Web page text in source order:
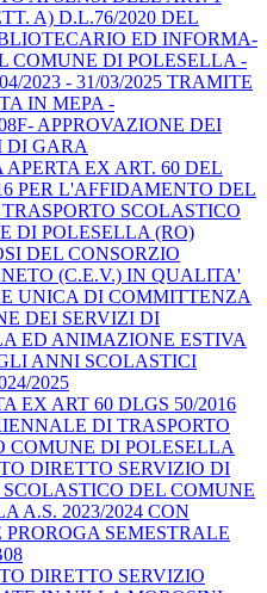
A) D.L.76/2020 DEL
ED INFORMA-
COMUNE DI POLESELLA -
2023 - 31/03/2025 TRAMITE
IN MEPA -
APPROVAZIONE DEI
DI GARA
APERTA EX ART. 60 DEL
PER L'AFFIDAMENTO DEL
SCOLASTICO
DI POLESELLA (RO)
DEL CONSORZIO
(C.E.V.) IN QUALITA'
UNICA DI COMMITTENZA
DEI SERVIZI DI
ED ANIMAZIONE ESTIVA
ANNI SCOLASTICI
2025
EX ART 60 DLGS 50/2016
DI TRASPORTO
COMUNE DI POLESELLA
DIRETTO SERVIZIO DI
SCOLASTICO DEL COMUNE
A.S. 2023/2024 CON
SEMESTRALE
DIRETTO SERVIZIO